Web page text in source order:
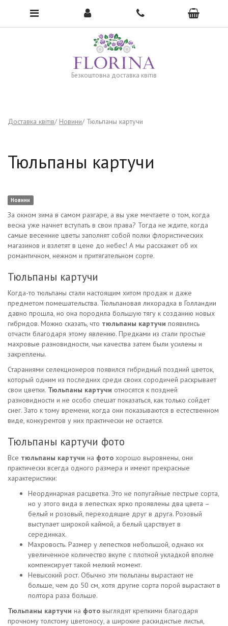
Безкоштовна доставка квітів
To open the menu, click here →
Доставка квітів Новини Тюльпаны картучи
Тюльпаны картучи
Новини
За окном зима в самом разгаре, а вы уже мечтаете о том, когда
весна уже начнет вступать в свои права? Тогда не ждите, когда
самые весенние цветы заполнят собой полки флористических
магазинов и взлетят в цене до небес! А мы расскажет об их
романтичном, нежном и притягательном сорте.
Тюльпаны картучи
Когда-то тюльпаны стали настоящим хитом продаж и даже
предметом помешательства. Тюльпановая лихорадка в Голландии
давно прошла, но она породила большую тягу к созданию новых
гибридов. Можно сказать, что тюльпаны картучи появились
отчасти благодаря этому явлению. Предками из стали простые
махровые разновидности, чьи качества затем были усилены и
закреплены.
Стараниями селекционеров появился гибридный поздний цветок,
который одним из последних среди своих сородичей раскрывает
свои цветки. Тюльпаны картучи относятся к поздней
разновидности и не особо спешат показаться, как только сойдет
снег. Зато к тому времени, когда они показываются в естественном
виде, конкурентов у них практически не остается.
Тюльпаны картучи фото
Все тюльпаны картучи на фото хорошо выровнены, они
практически всегда одного размера и имеют прекрасные
характеристики:
Неординарная расцветка. Это не попугайные пестрые сорта,
но у этого вида в лепестках ярко проявлены два цвета –
белый и розовый, переходящие друг в друга. Розовый
выступает широкой каймой, а белый царствует в
серединках.
Махровость. Размер у лепестков небольшой, однако их
увеличенное количество вкупе с плотной укладкой вполне
компенсирует такой мелкий момент.
Невысокий рост. Обычно эти тюльпаны вырастают не
больше, чем до 50 см, хотя другие сорта порой вырастают в
полтора раза больше.
Тюльпаны картучи на фото выглядят крепкими благодаря
прочному толстому цветоносу, а широкие раскидистые листья,